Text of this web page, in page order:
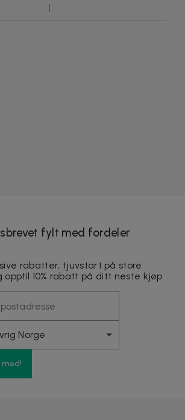
fylt med fordeler
rabatter, tjuvstart på store
opptil 10% rabatt på ditt neste kjøp
med!